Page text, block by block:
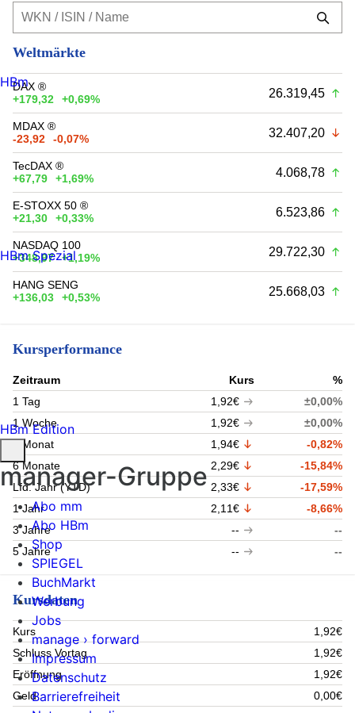
Weltmärkte
DAX ®
+179,32
+0,69% 26.319,45
MDAX ®
-23,92
-0,07% 32.407,20
TecDAX ®
+67,79
+1,69% 4.068,78
E-STOXX 50 ®
+21,30
+0,33% 6.523,86
NASDAQ 100
+348,97
+1,19% 29.722,30
HANG SENG
+136,03
+0,53% 25.668,03
Kursperformance
Zeitraum Kurs
%
1 Tag
1,92€
±0,00%
1 Woche
1,92€
±0,00%
1 Monat
1,94€
-0,82%
6 Monate
2,29€
-15,84%
Lfd. Jahr (YTD)
2,33€
-17,59%
1 Jahr
2,11€
-8,66%
3 Jahre
--
--
5 Jahre
-- --
Kursdaten
Kurs
1,92€
Schluss Vortag
1,92€
Eröffnung
1,92€
Geld
0,00€
HBm
HBm Spezial
HBm Edition
manager-Gruppe
Abo mm
Abo HBm
Shop
SPIEGEL
BuchMarkt
Werbung
Jobs
manage › forward
Impressum
Datenschutz
Barrierefreiheit